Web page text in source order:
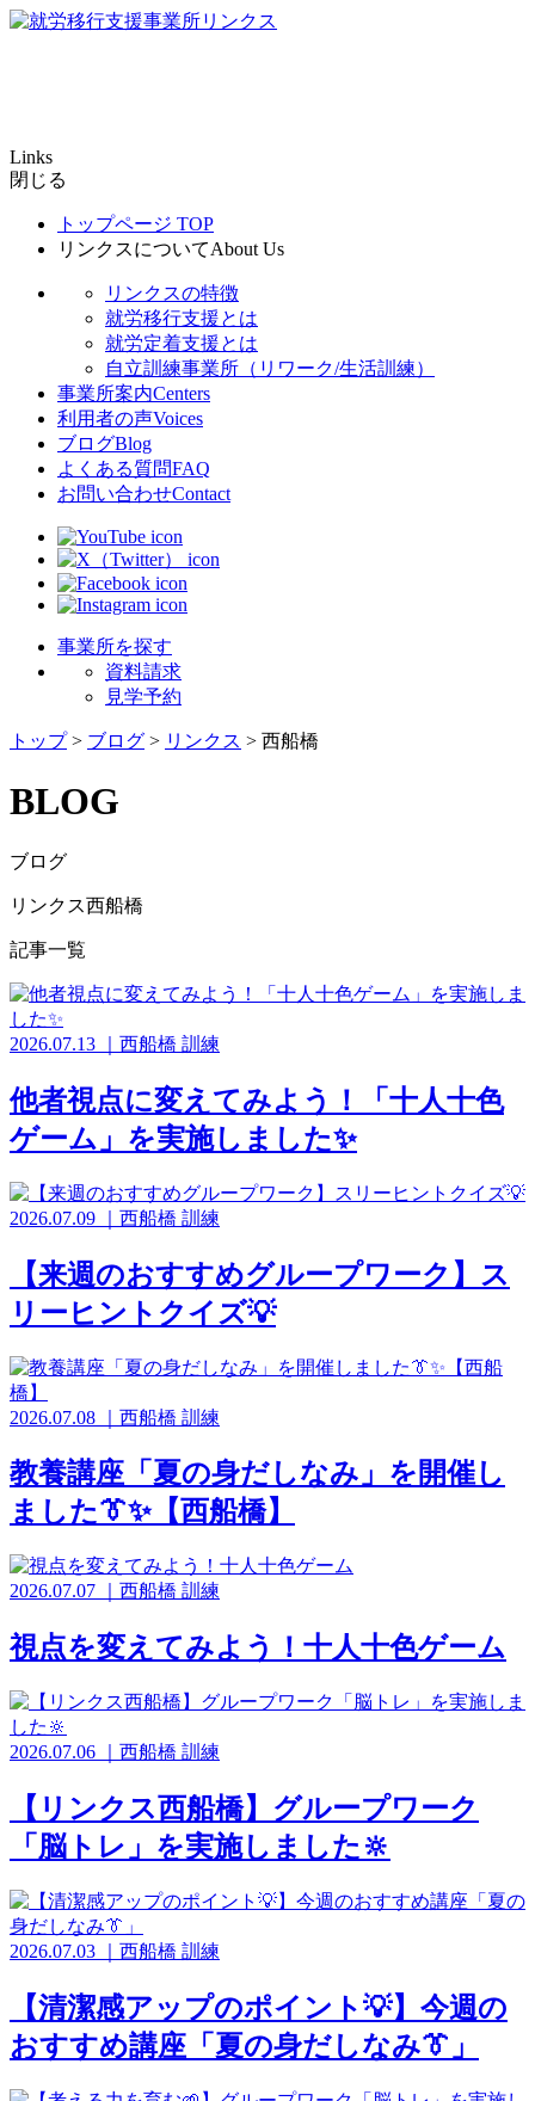
Links
閉じる
トップページ TOP
リンクスについてAbout Us
リンクスの特徴
就労移行支援とは
就労定着支援とは
自立訓練事業所（リワーク/生活訓練）
事業所案内Centers
利用者の声Voices
ブログBlog
よくある質問FAQ
お問い合わせContact
事業所を探す
資料請求
見学予約
トップ> ブログ > リンクス > 西船橋
BLOG
ブログ
リンクス西船橋
記事一覧
2026.07.13 西船橋 訓練
他者視点に変えてみよう！「十人十色
ゲーム」を実施しました✨️
2026.07.09 西船橋 訓練
【来週のおすすめグループワーク】ス
リーヒントクイズ💡
2026.07.08 西船橋 訓練
教養講座「夏の身だしなみ」を開催し
ました👔✨️【西船橋】
2026.07.07 西船橋 訓練
視点を変えてみよう！十人十色ゲーム
2026.07.06 西船橋 訓練
【リンクス西船橋】グループワーク
「脳トレ」を実施しました🔆
2026.07.03 西船橋 訓練
【清潔感アップのポイント💡】今週の
おすすめ講座「夏の身だしなみ👔」